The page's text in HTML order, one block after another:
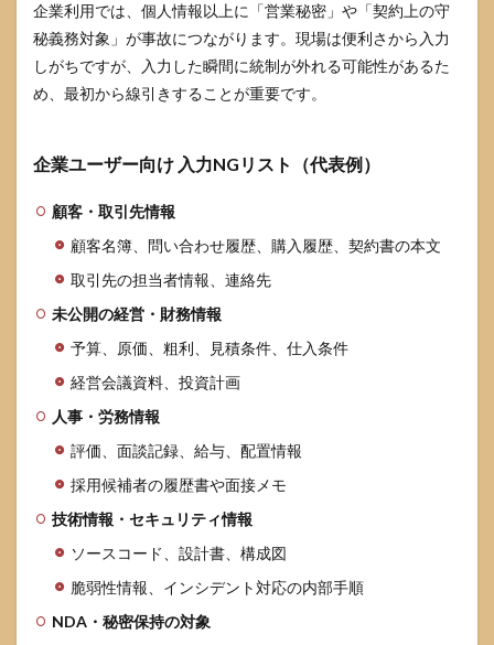
企業利用では、個人情報以上に「営業秘密」や「契約上の守
秘義務対象」が事故につながります。現場は便利さから入力
しがちですが、入力した瞬間に統制が外れる可能性があるた
め、最初から線引きすることが重要です。
企業ユーザー向け 入力NGリスト（代表例）
顧客・取引先情報
顧客名簿、問い合わせ履歴、購入履歴、契約書の本文
取引先の担当者情報、連絡先
未公開の経営・財務情報
予算、原価、粗利、見積条件、仕入条件
経営会議資料、投資計画
人事・労務情報
評価、面談記録、給与、配置情報
採用候補者の履歴書や面接メモ
技術情報・セキュリティ情報
ソースコード、設計書、構成図
脆弱性情報、インシデント対応の内部手順
NDA・秘密保持の対象